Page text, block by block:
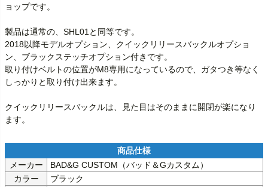
ョップです。
製品は通常の、SHL01と同等です。
2018以降モデルオプション、クイックリリースバックルオプショ
ン、ブラックステッチオプション付きです。
取り付けベルトの位置がM8専用になっているので、ガタつき等なく
しっかりと取り付け出来ます。
クイックリリースバックルは、見た目はそのままに開閉が楽になり
ます。
メーカー
BAD&G CUSTOM（バッド＆Gカスタム）
カラー
ブラック